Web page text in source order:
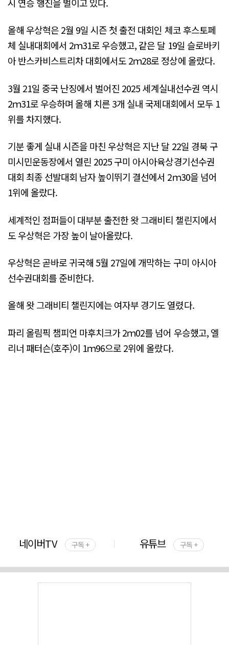
올해 우상혁은 2월 9일 시즌 첫 출전 대회인 체코 후스토페
체 실내대회에서 2ｍ31로 우승했고, 같은 달 19일 슬로바키
아 반스카비스트리차 대회에서도 2ｍ28로 정상에 올랐다.
3월 21일 중국 난징에서 벌어진 2025 세계실내선수권 역시
2ｍ31로 우승하며 올해 치른 3개 실내 국제대회에서 모두 1
위를 차지했다.
기분 좋게 실내 시즌을 마친 우상혁은 지난 달 22일 경북 구
미시민운동장에서 열린 2025 구미 아시아육상경기선수권
대회 최종 선발대회 남자 높이뛰기 결선에서 2ｍ30을 넘어
1위에 올랐다.
세계적인 점퍼들이 대부분 출전한 왓 그래비티 챌린지에서
도 우상혁은 가장 높이 날아올랐다.
우상혁은 곧바로 귀국해 5월 27일에 개막하는 구미 아시아
선수권대회를 준비한다.
올해 왓 그래비티 챌린지에는 여자부 경기도 열렸다.
파리 올림픽 챔피언 마후치크가 2ｍ02를 넘어 우승했고, 엘
리너 패터슨(호주)이 1ｍ96으로 2위에 올랐다.
네이버TV 구독 + 유튜브 구독 +